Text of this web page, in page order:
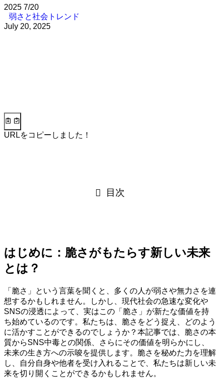
2025 7/20
弱さと社会トレンド
July 20, 2025
URLをコピーしました！
目次
はじめに：脆さがもたらす新しい未来
とは？
「脆さ」という言葉を聞くと、多くの人が弱さや無力さを連
想するかもしれません。しかし、現代社会の急速な変化や
SNSの浸透によって、実はこの「脆さ」が新たな価値を持
ち始めているのです。私たちは、脆さをどう捉え、どのよう
に活かすことができるのでしょうか？本記事では、脆さの本
質からSNS中毒との関係、さらにその価値を明らかにし、
未来の生き方への示唆を提供します。脆さを秘めた力を理解
し、自分自身や他者を受け入れることで、私たちは新しい未
来を切り開くことができるかもしれません。